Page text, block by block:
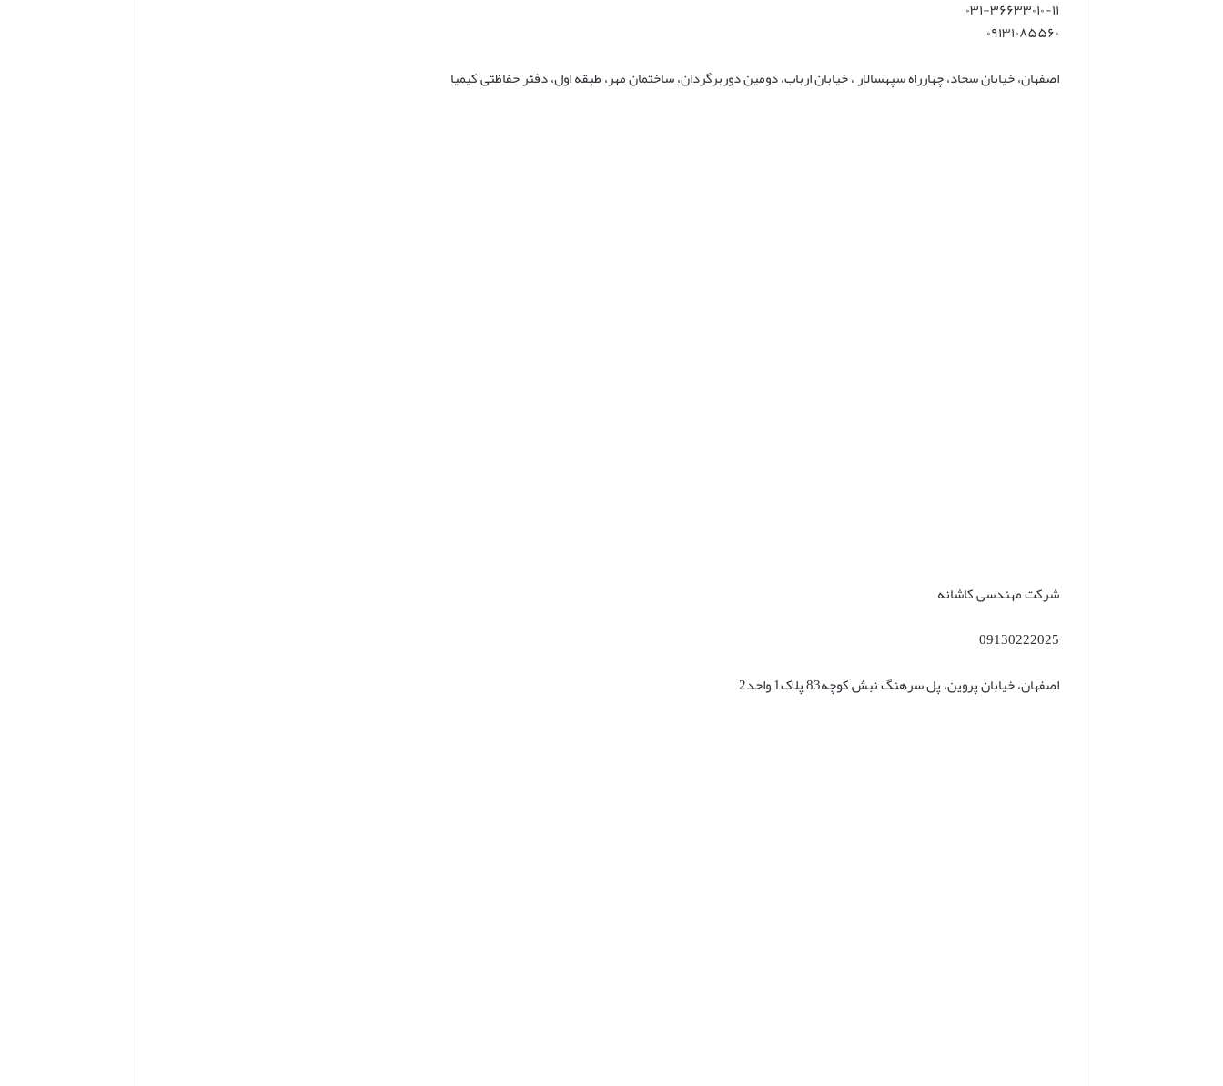
۰۳۱-۳۶۶۳۳۰۱۰-۱۱
۰۹۱۳۱۰۸۵۵۶۰
اصفهان، خیابان سجاد، چهارراه سپهسالار ، خیابان ارباب، دومین دوربرگردان، ساختمان مهر، طبقه اول، دفتر حفاظتی کیمیا
شرکت مهندسی کاشانه
09130222025
اصفهان، خیابان پروین، پل سرهنگ نبش کوچه83 پلاک1 واحد2